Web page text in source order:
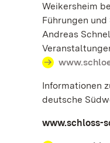
Weikersheim
Führungen
Andreas
Informationen
deutsche
www.schloss-